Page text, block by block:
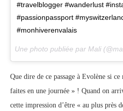
#travelblogger #wanderlust
#passionpassport
#monhiverenvalais
Une photo publiée par Mali
Que dire de ce passage à Evolène si ce
faites en une journée » ! Quand on
cette impression d’être « au plus près